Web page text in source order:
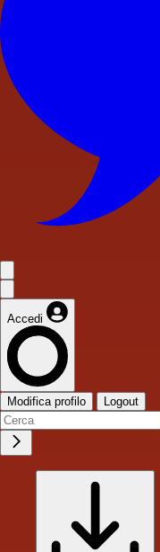
Accedi
Modifica profilo Logout